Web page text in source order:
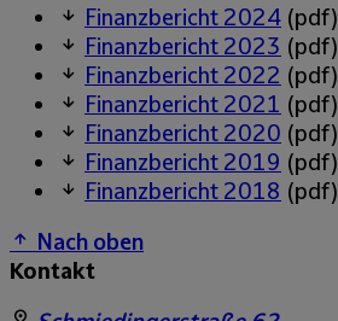
Finanzbericht 2024 (pdf)
Finanzbericht 2023 (pdf)
Finanzbericht 2022 (pdf)
Finanzbericht 2021 (pdf)
Finanzbericht 2020 (pdf)
Finanzbericht 2019 (pdf)
Finanzbericht 2018 (pdf)
Nach oben
Kontakt